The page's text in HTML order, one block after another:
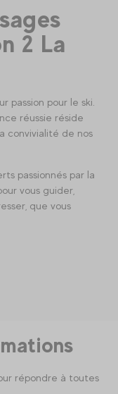
2 La
passion pour le ski.
réussie réside
convivialité de nos
passionnés par la
vous guider,
que vous
répondre à toutes